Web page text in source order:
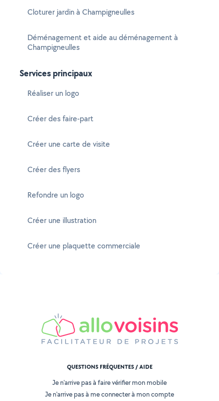
Cloturer jardin à Champigneulles
Déménagement et aide au déménagement à
Champigneulles
Services principaux
Réaliser un logo
Créer des faire-part
Créer une carte de visite
Créer des flyers
Refondre un logo
Créer une illustration
Créer une plaquette commerciale
QUESTIONS FRÉQUENTES / AIDE
Je n'arrive pas à faire vérifier mon mobile
Je n'arrive pas à me connecter à mon compte